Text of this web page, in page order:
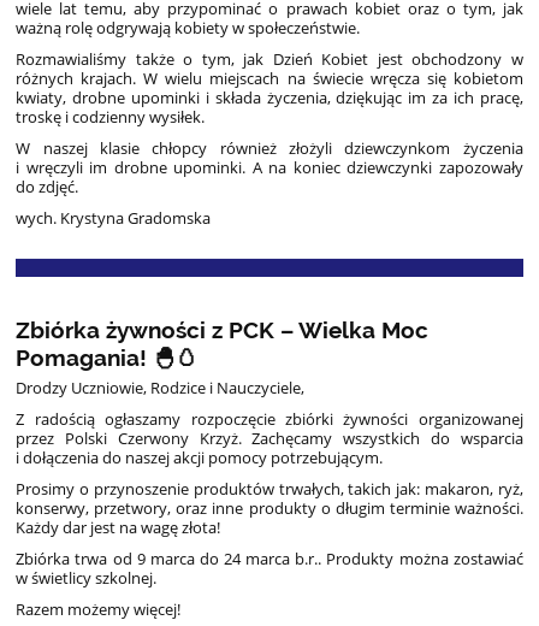
wiele lat temu, aby przypominać o prawach kobiet oraz o tym, jak
ważną rolę odgrywają kobiety w społeczeństwie.
Rozmawialiśmy także o tym, jak Dzień Kobiet jest obchodzony w
różnych krajach. W wielu miejscach na świecie wręcza się kobietom
kwiaty, drobne upominki i składa życzenia, dziękując im za ich pracę,
troskę i codzienny wysiłek.
W naszej klasie chłopcy również złożyli dziewczynkom życzenia
i wręczyli im drobne upominki. A na koniec dziewczynki zapozowały
do zdjęć.
wych. Krystyna Gradomska
Zbiórka żywności z PCK – Wielka Moc
Pomagania! 🐣🥚
Drodzy Uczniowie, Rodzice i Nauczyciele,
Z radością ogłaszamy rozpoczęcie zbiórki żywności organizowanej
przez Polski Czerwony Krzyż. Zachęcamy wszystkich do wsparcia
i dołączenia do naszej akcji pomocy potrzebującym.
Prosimy o przynoszenie produktów trwałych, takich jak: makaron, ryż,
konserwy, przetwory, oraz inne produkty o długim terminie ważności.
Każdy dar jest na wagę złota!
Zbiórka trwa od 9 marca do 24 marca b.r.. Produkty można zostawiać
w świetlicy szkolnej.
Razem możemy więcej!